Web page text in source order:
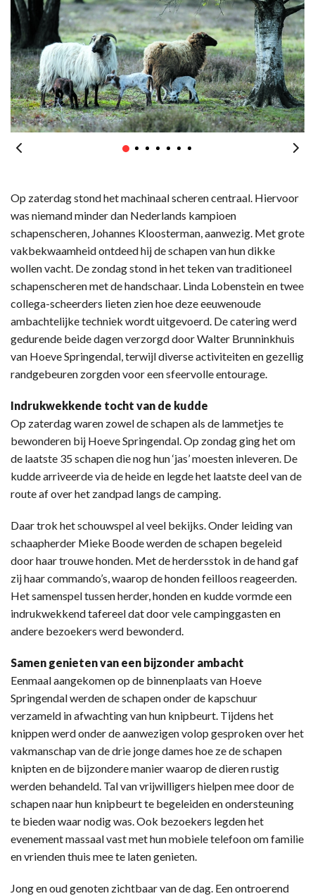
Op zaterdag stond het machinaal scheren centraal. Hiervoor
was niemand minder dan Nederlands kampioen
schapenscheren, Johannes Kloosterman, aanwezig. Met grote
vakbekwaamheid ontdeed hij de schapen van hun dikke
wollen vacht. De zondag stond in het teken van traditioneel
schapenscheren met de handschaar. Linda Lobenstein en twee
collega-scheerders lieten zien hoe deze eeuwenoude
ambachtelijke techniek wordt uitgevoerd. De catering werd
gedurende beide dagen verzorgd door Walter Brunninkhuis
van Hoeve Springendal, terwijl diverse activiteiten en gezellig
randgebeuren zorgden voor een sfeervolle entourage.
Indrukwekkende tocht van de kudde
Op zaterdag waren zowel de schapen als de lammetjes te
bewonderen bij Hoeve Springendal. Op zondag ging het om
de laatste 35 schapen die nog hun ‘jas’ moesten inleveren. De
kudde arriveerde via de heide en legde het laatste deel van de
route af over het zandpad langs de camping.
Daar trok het schouwspel al veel bekijks. Onder leiding van
schaapherder Mieke Boode werden de schapen begeleid
door haar trouwe honden. Met de herdersstok in de hand gaf
zij haar commando’s, waarop de honden feilloos reageerden.
Het samenspel tussen herder, honden en kudde vormde een
indrukwekkend tafereel dat door vele campinggasten en
andere bezoekers werd bewonderd.
Samen genieten van een bijzonder ambacht
Eenmaal aangekomen op de binnenplaats van Hoeve
Springendal werden de schapen onder de kapschuur
verzameld in afwachting van hun knipbeurt. Tijdens het
knippen werd onder de aanwezigen volop gesproken over het
vakmanschap van de drie jonge dames hoe ze de schapen
knipten en de bijzondere manier waarop de dieren rustig
werden behandeld. Tal van vrijwilligers hielpen mee door de
schapen naar hun knipbeurt te begeleiden en ondersteuning
te bieden waar nodig was. Ook bezoekers legden het
evenement massaal vast met hun mobiele telefoon om familie
en vrienden thuis mee te laten genieten.
Jong en oud genoten zichtbaar van de dag. Een ontroerend